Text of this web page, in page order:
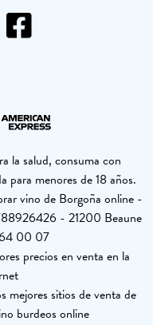
la salud, consuma con
para menores de 18 años.
vino de Borgoña online -
- 21200 Beaune
00 07
precios en venta en la
mejores sitios de venta de
burdeos online